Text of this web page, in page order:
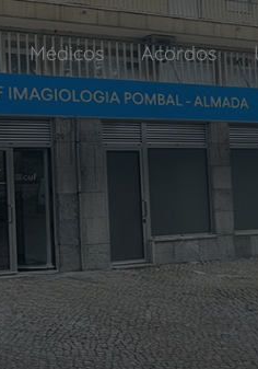
Médicos Acordos